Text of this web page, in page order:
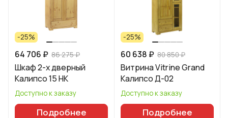
-25%
64 706 ₽ 86 275 ₽
Шкаф 2-х дверный
Калипсо 15 НК
Доступно к заказу
Подробнее
-25%
60 638 ₽ 80 850 ₽
Витрина Vitrine Grand
Калипсо Д-02
Доступно к заказу
Подробнее